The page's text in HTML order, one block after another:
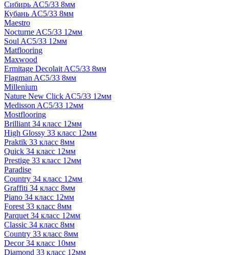
Сибирь AC5/33 8мм
Кубань AC5/33 8мм
Maestro
Nocturne AC5/33 12мм
Soul AC5/33 12мм
Matflooring
Maxwood
Ermitage Decolait AC5/33 8мм
Flagman AC5/33 8мм
Millenium
Nature New Click AC5/33 12мм
Medisson AC5/33 12мм
Mostflooring
Brilliant 34 класс 12мм
High Glossy 33 класс 12мм
Praktik 33 класс 8мм
Quick 34 класс 12мм
Prestige 33 класс 12мм
Paradise
Country 34 класс 12мм
Graffiti 34 класс 8мм
Piano 34 класс 12мм
Forest 33 класс 8мм
Parquet 34 класс 12мм
Classic 34 класс 8мм
Country 33 класс 8мм
Decor 34 класс 10мм
Diamond 33 класс 12мм